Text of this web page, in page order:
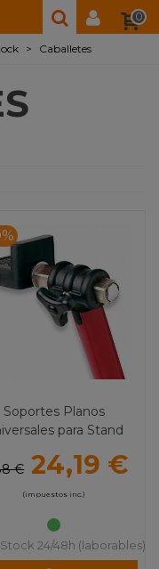
0
> Caballetes
Soportes Planos
para Stand
€ 24,19 €
(impuestos inc.)
Stock 24/48h (laborables)